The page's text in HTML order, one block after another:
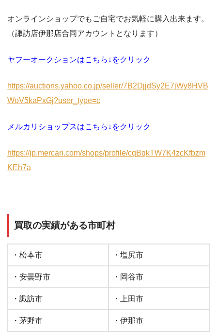
オンラインショップでもご自宅でお気軽に購入出来ます。
（諏訪店伊那店合同アカウントとなります）
ヤフーオークションはこちら↓をクリック
https://auctions.yahoo.co.jp/seller/7B2DjjdSy2E7jWy8HVB
WoV5kaPxGj?user_type=c
メルカリショップスはこちら↓をクリック
https://jp.mercari.com/shops/profile/cqBqkTW7K4zcKfbzm
KEh7a
買取の実績がある市町村
・松本市 ・塩尻市
・安曇野市 ・岡谷市
・諏訪市 ・上田市
・茅野市 ・伊那市